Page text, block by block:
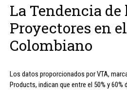
La Tendencia de
Proyectores en
Colombiano
Los datos proporcionados por VTA,
Products, indican que entre el 50% y